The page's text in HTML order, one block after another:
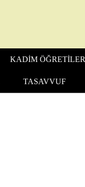
KADIM ÖĞRETILER
TASAVVUF